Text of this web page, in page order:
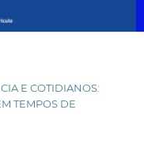
E COTIDIANOS:
TEMPOS DE